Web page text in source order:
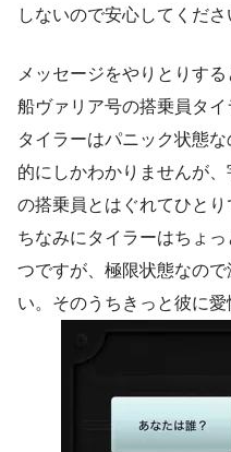
しないので安心してくださ
メッセージをやりとりす
船ヴァリア号の搭乗員タイ
タイラーはパニック状態
的にしかわかりませんが
の搭乗員とはぐれてひとり
ちなみにタイラーはちょ
つですが、極限状態なの
い。そのうちきっと彼に愛